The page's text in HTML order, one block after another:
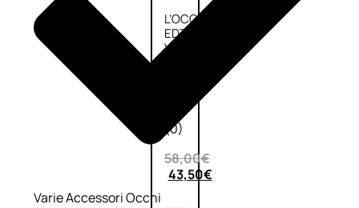
L’OCCITANE
EDT
VERBENA
(0)
58,00€
43,50€
Varie Accessori Occhi